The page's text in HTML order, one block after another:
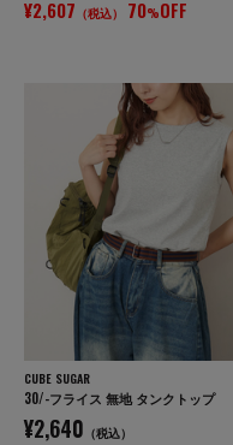
¥2,607 （税込） 70%OFF
CUBE SUGAR
30/-フライス 無地 タンクトップ
¥2,640 （税込）